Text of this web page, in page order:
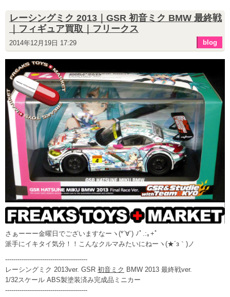
レーシングミク 2013｜GSR 初音ミク BMW 最終戦
｜フィギュア買取｜フリークス
2014年12月19日 17:29 blog
さぁーーー金曜日でございますなーヽ(*´∀`) ﾉﾟ.:｡+ﾟ
派手にイキタイ気分！！こんなクルマみたいにねーヽ(★´з｀)ノ
----------------------------------------
レーシングミク 2013ver. GSR 初音ミク BMW 2013 最終戦ver.
1/32スケール ABS製塗装済み完成品ミニカー
----------------------------------------